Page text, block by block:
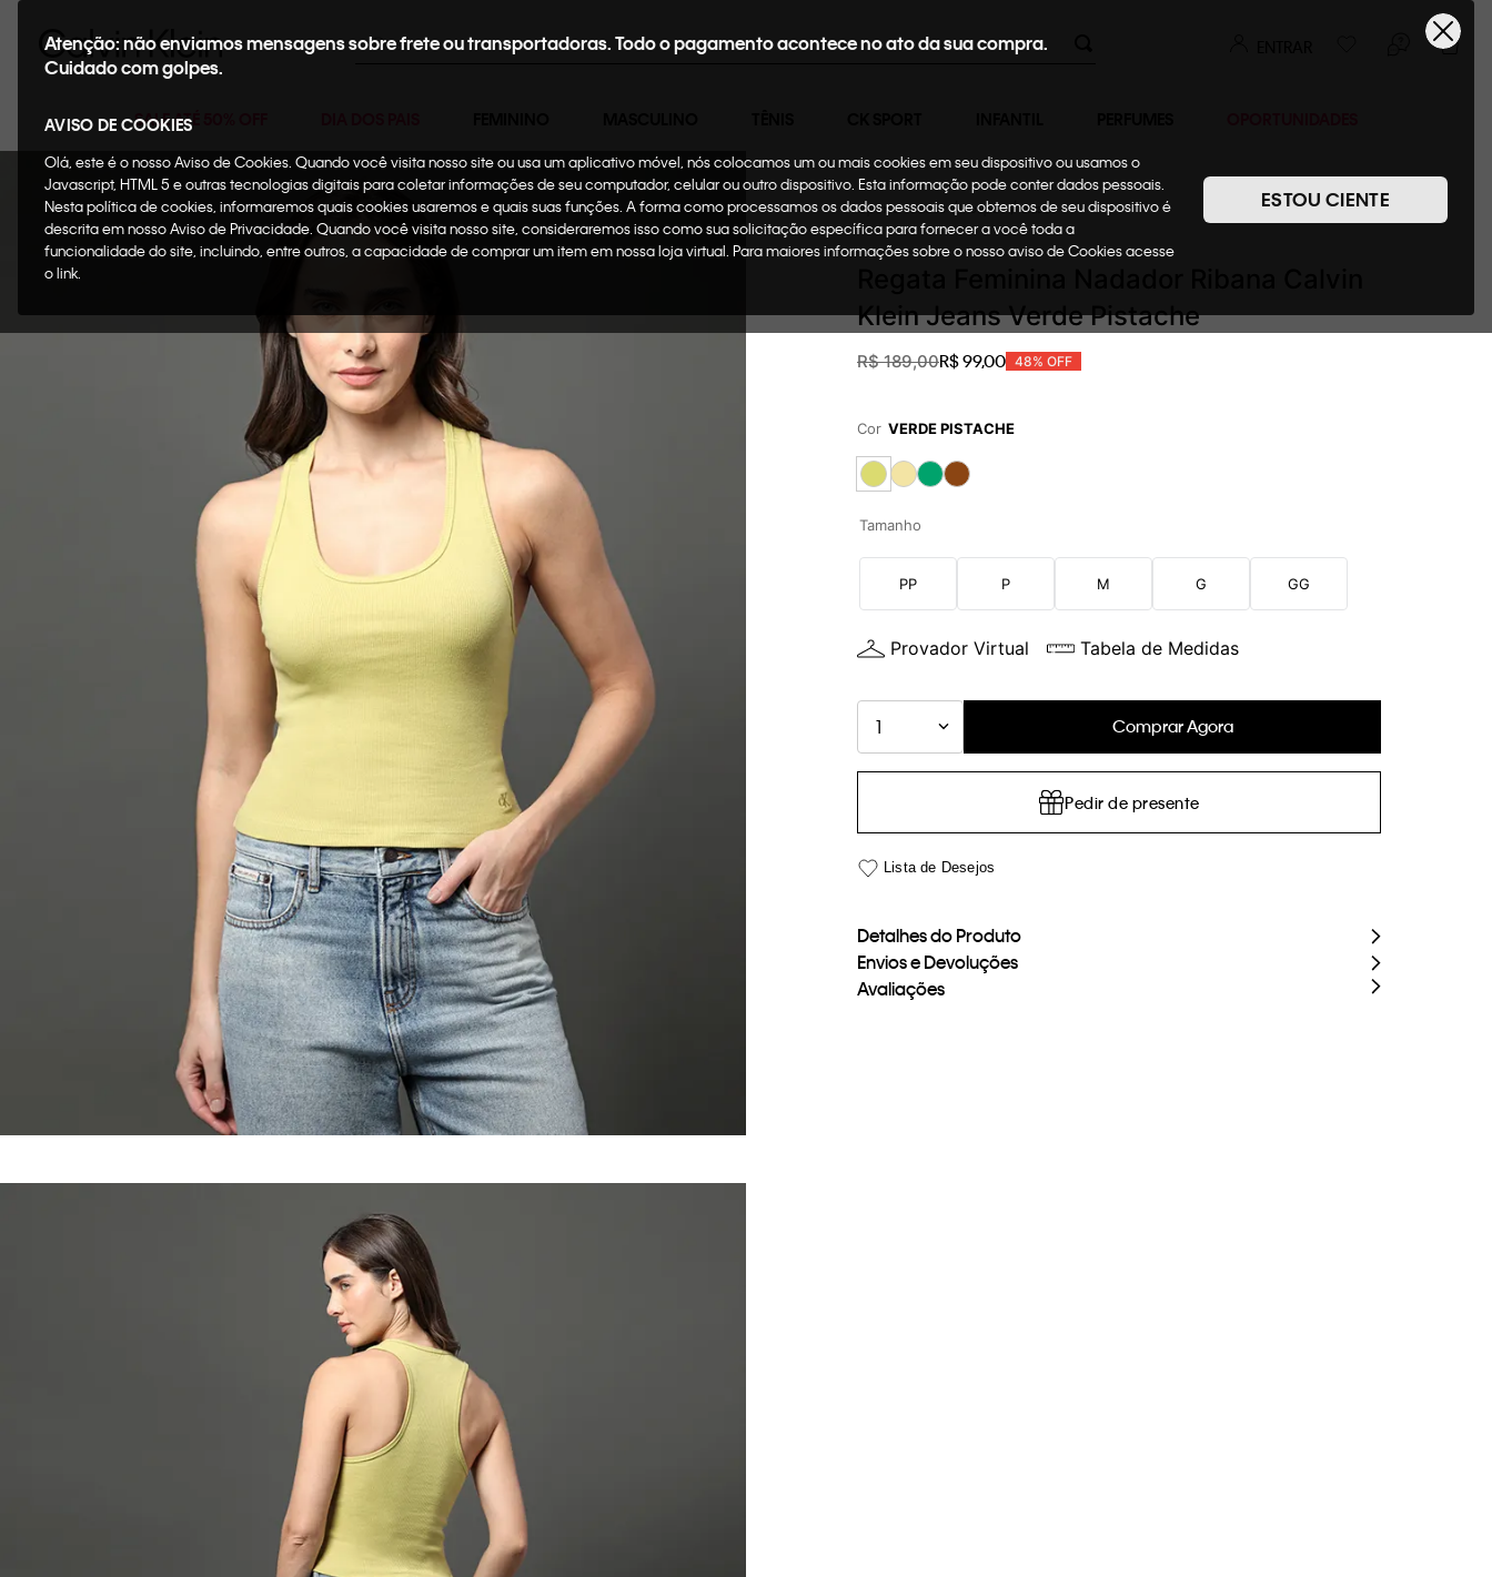
Buscar
SALE ATÉ 50% OFF
Atenção: não enviamos mensagens sobre frete ou transportadoras. Todo o pagamento acontece no ato da sua compra.
Cuidado com golpes.
AVISO DE COOKIES
Olá, este é o nosso Aviso de Cookies. Quando você visita nosso site ou usa um aplicativo móvel, nós colocamos um ou mais cookies em seu dispositivo ou usamos o
Javascript, HTML 5 e outras tecnologias digitais para coletar informações de seu computador, celular ou outro dispositivo. Esta informação pode conter dados pessoais.
Nesta política de cookies, informaremos quais cookies usaremos e quais suas funções. A forma como processamos os dados pessoais que obtemos de seu dispositivo é
descrita em nosso Aviso de Privacidade. Quando você visita nosso site, consideraremos isso como sua solicitação específica para fornecer a você toda a
funcionalidade do site, incluindo, entre outros, a capacidade de comprar um item em nossa loja virtual. Para maiores informações sobre o nosso aviso de Cookies acesse
o link.
ESTOU CIENTE
Oportunidades Roupas Blusas
Klein Jeans Verde Pistache
R$ 189,00R$99,00 48% OFF
Cor VERDE PISTACHE
Tamanho
PP P M G GG
Provador Virtual Tabela de Medidas
1 Comprar Agora
Pedir de presente
Detalhes do Produto
Envios e Devoluções
Avaliações